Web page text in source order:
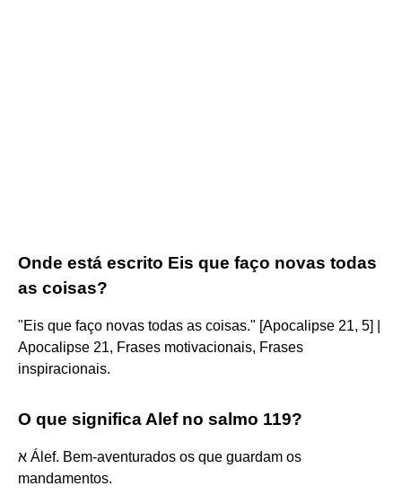
Onde está escrito Eis que faço novas todas
as coisas?
"Eis que faço novas todas as coisas." [Apocalipse 21, 5] |
Apocalipse 21, Frases motivacionais, Frases
inspiracionais.
O que significa Alef no salmo 119?
א Álef. Bem-aventurados os que guardam os
mandamentos.